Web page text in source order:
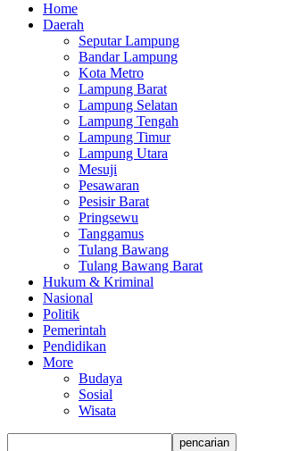
Home
Daerah
Seputar Lampung
Bandar Lampung
Kota Metro
Lampung Barat
Lampung Selatan
Lampung Tengah
Lampung Timur
Lampung Utara
Mesuji
Pesawaran
Pesisir Barat
Pringsewu
Tanggamus
Tulang Bawang
Tulang Bawang Barat
Hukum & Kriminal
Nasional
Politik
Pemerintah
Pendidikan
More
Budaya
Sosial
Wisata